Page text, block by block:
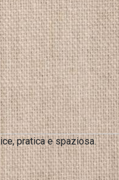
pratica e spaziosa.